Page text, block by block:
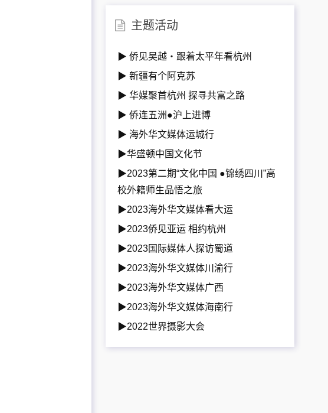
主题活动
▶ 侨见吴越・跟着太平年看杭州
▶ 新疆有个阿克苏
▶ 华媒聚首杭州 探寻共富之路
▶ 侨连五洲●沪上进博
▶ 海外华文媒体运城行
▶华盛顿中国文化节
▶2023第二期“文化中国 ●锦绣四川”高
校外籍师生品悟之旅
▶2023海外华文媒体看大运
▶2023侨见亚运 相约杭州
▶2023国际媒体人探访蜀道
▶2023海外华文媒体川渝行
▶2023海外华文媒体广西
▶2023海外华文媒体海南行
▶2022世界摄影大会